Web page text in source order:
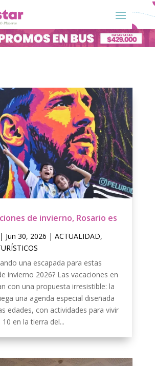
de invierno, Rosario es
Jun 30, 2026 | ACTUALIDAD,
una escapada para estas
invierno 2026? Las vacaciones en
con una propuesta irresistible: la
una agenda especial diseñada
edades, con actividades para vivir
en la tierra del...